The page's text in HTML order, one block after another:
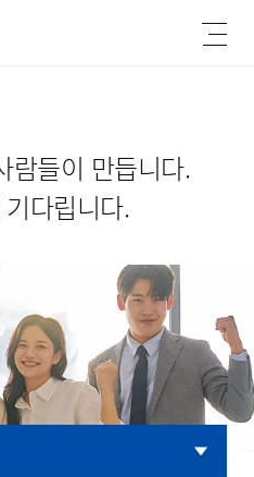
람들이 만듭니다.
다립니다.